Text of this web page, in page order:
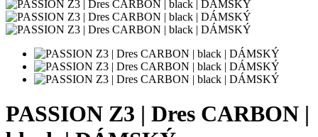
PASSION Z3 | Dres CARBON |